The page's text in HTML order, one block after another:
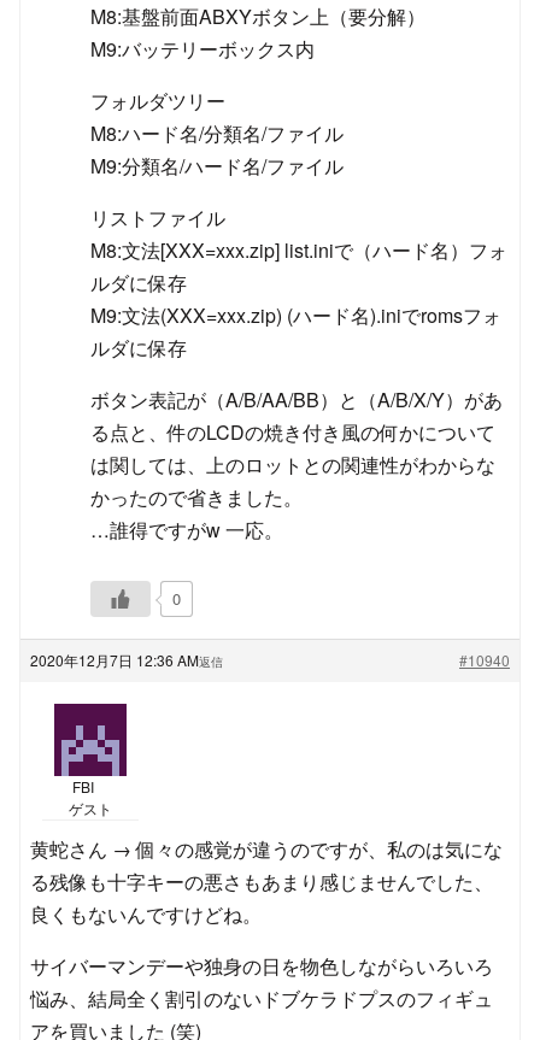
M8:基盤前面ABXYボタン上（要分解）
M9:バッテリーボックス内
フォルダツリー
M8:ハード名/分類名/ファイル
M9:分類名/ハード名/ファイル
リストファイル
M8:文法[XXX=xxx.zip] list.iniで（ハード名）フォ
ルダに保存
M9:文法(XXX=xxx.zip) (ハード名).iniでromsフォ
ルダに保存
ボタン表記が（A/B/AA/BB）と（A/B/X/Y）があ
る点と、件のLCDの焼き付き風の何かについて
は関しては、上のロットとの関連性がわからな
かったので省きました。
…誰得ですがw 一応。
0
2020年12月7日 12:36 AM #10940
返信
FBI
ゲスト
黄蛇さん → 個々の感覚が違うのですが、私のは気にな
る残像も十字キーの悪さもあまり感じませんでした、
良くもないんですけどね。
サイバーマンデーや独身の日を物色しながらいろいろ
悩み、結局全く割引のないドブケラドプスのフィギュ
アを買いました (笑)